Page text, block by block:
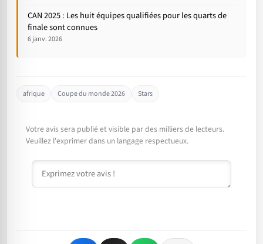
CAN 2025 : Les huit équipes qualifiées pour les quarts de
finale sont connues
6 janv. 2026
afrique Coupe du monde 2026 Stars
Votre avis sera publié et visible par des milliers de lecteurs.
Veuillez l'exprimer dans un langage respectueux.
Commentaire